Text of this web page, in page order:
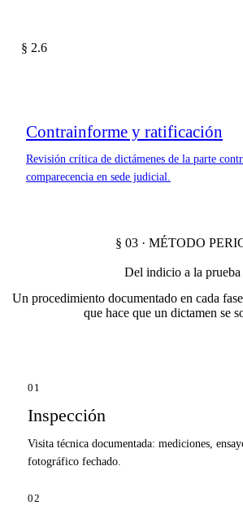
§ 2.6
Contrainforme y ratificación
Revisión crítica de dictámenes de la parte
comparecencia en sede judicial.
§ 03 · MÉTODO
Del indicio a la prueba
Un procedimiento documentado en cada
que hace que un dictamen se
01
Inspección
Visita técnica documentada: mediciones,
fotográfico fechado.
02